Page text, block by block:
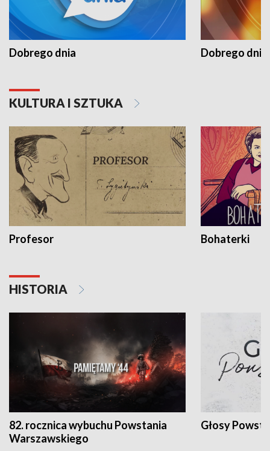
Dobrego dnia Dobrego dnia
KULTURA I SZTUKA
Profesor Bohaterki
HISTORIA
82. rocznica wybuchu Powstania
Warszawskiego
Głosy